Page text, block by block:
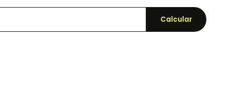
Calcular